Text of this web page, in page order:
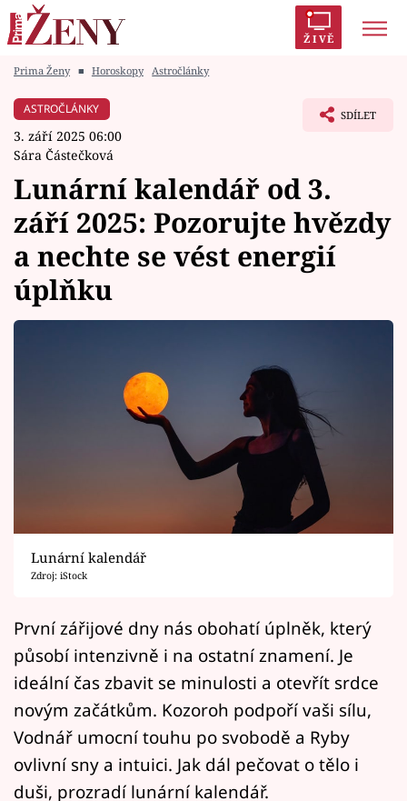
ŽIVĚ
Módní alarm
Témata
Celebrity
Vztahy
Filmový festival Karlovy Vary
Přihlášení
Sledujte nás
Prima Ženy ■ Horoskopy Astročlánky
ASTROČLÁNKY
3. září 2025 06:00
Sára Částečková
SDÍLET
Lunární kalendář od 3.
září 2025: Pozorujte hvězdy
a nechte se vést energií
úplňku
Lunární kalendář
Zdroj: iStock
První zářijové dny nás obohatí úplněk, který
působí intenzivně i na ostatní znamení. Je
ideální čas zbavit se minulosti a otevřít srdce
novým začátkům. Kozoroh podpoří vaši sílu,
Vodnář umocní touhu po svobodě a Ryby
ovlivní sny a intuici. Jak dál pečovat o tělo i
duši, prozradí lunární kalendář.